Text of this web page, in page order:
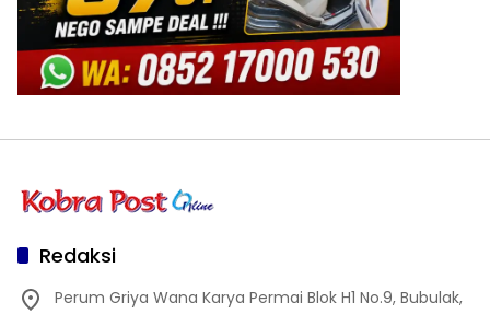
Redaksi
Perum Griya Wana Karya Permai Blok H1 No.9, Bubulak,